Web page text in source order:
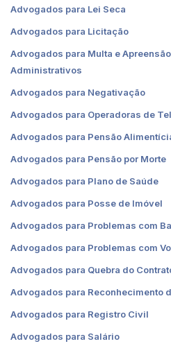
Advogados para Lei Seca
Advogados para Licitação
Advogados para Multa e
Administrativos
Advogados para Negativação
Advogados para Operadoras de
Advogados para Pensão
Advogados para Pensão por Morte
Advogados para Plano de Saúde
Advogados para Posse de Imóvel
Advogados para Problemas com
Advogados para Problemas com
Advogados para Quebra do
Advogados para Reconhecimento
Advogados para Registro Civil
Advogados para Salário